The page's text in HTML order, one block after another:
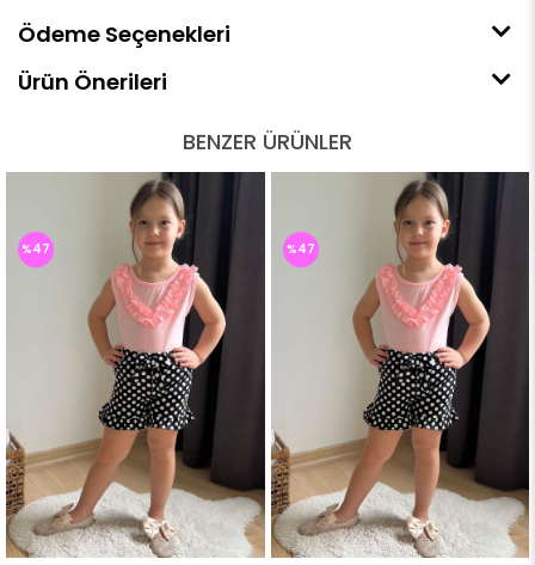
Ödeme Seçenekleri
Ürün Önerileri
BENZER ÜRÜNLER
%47 %47